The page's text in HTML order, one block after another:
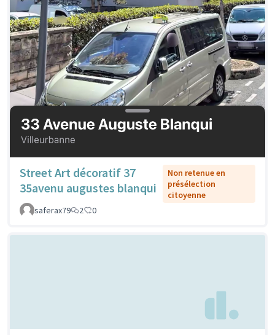
Street Art décoratif 37
35avenu augustes blanqui
Non retenue en
présélection
citoyenne
saferax79
2 0